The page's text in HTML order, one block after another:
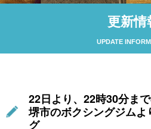
更新情
UPDATE
22日より、22時30分ま
堺市のボクシングジム
グ